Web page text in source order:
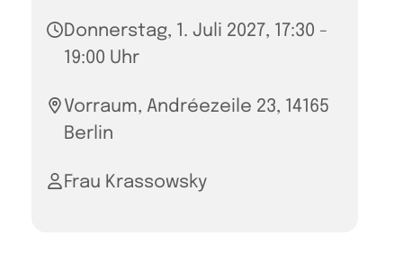
Donnerstag, 1. Juli 2027, 17:30 -
19:00 Uhr
Vorraum, Andréezeile 23, 14165
Berlin
Frau Krassowsky